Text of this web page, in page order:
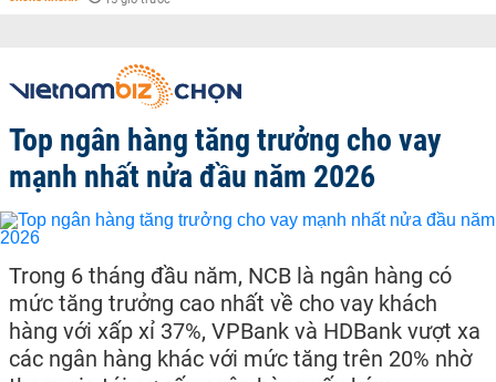
Top ngân hàng tăng trưởng cho vay
mạnh nhất nửa đầu năm 2026
Trong 6 tháng đầu năm, NCB là ngân hàng có
mức tăng trưởng cao nhất về cho vay khách
hàng với xấp xỉ 37%, VPBank và HDBank vượt xa
các ngân hàng khác với mức tăng trên 20% nhờ